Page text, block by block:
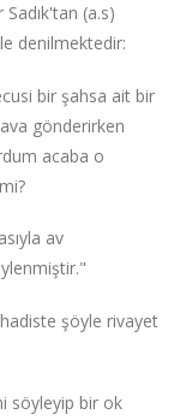
(a.s)
denilmektedir:
bir şahsa ait bir
gönderirken
acaba o
av
şöyle rivayet
söyleyip bir ok